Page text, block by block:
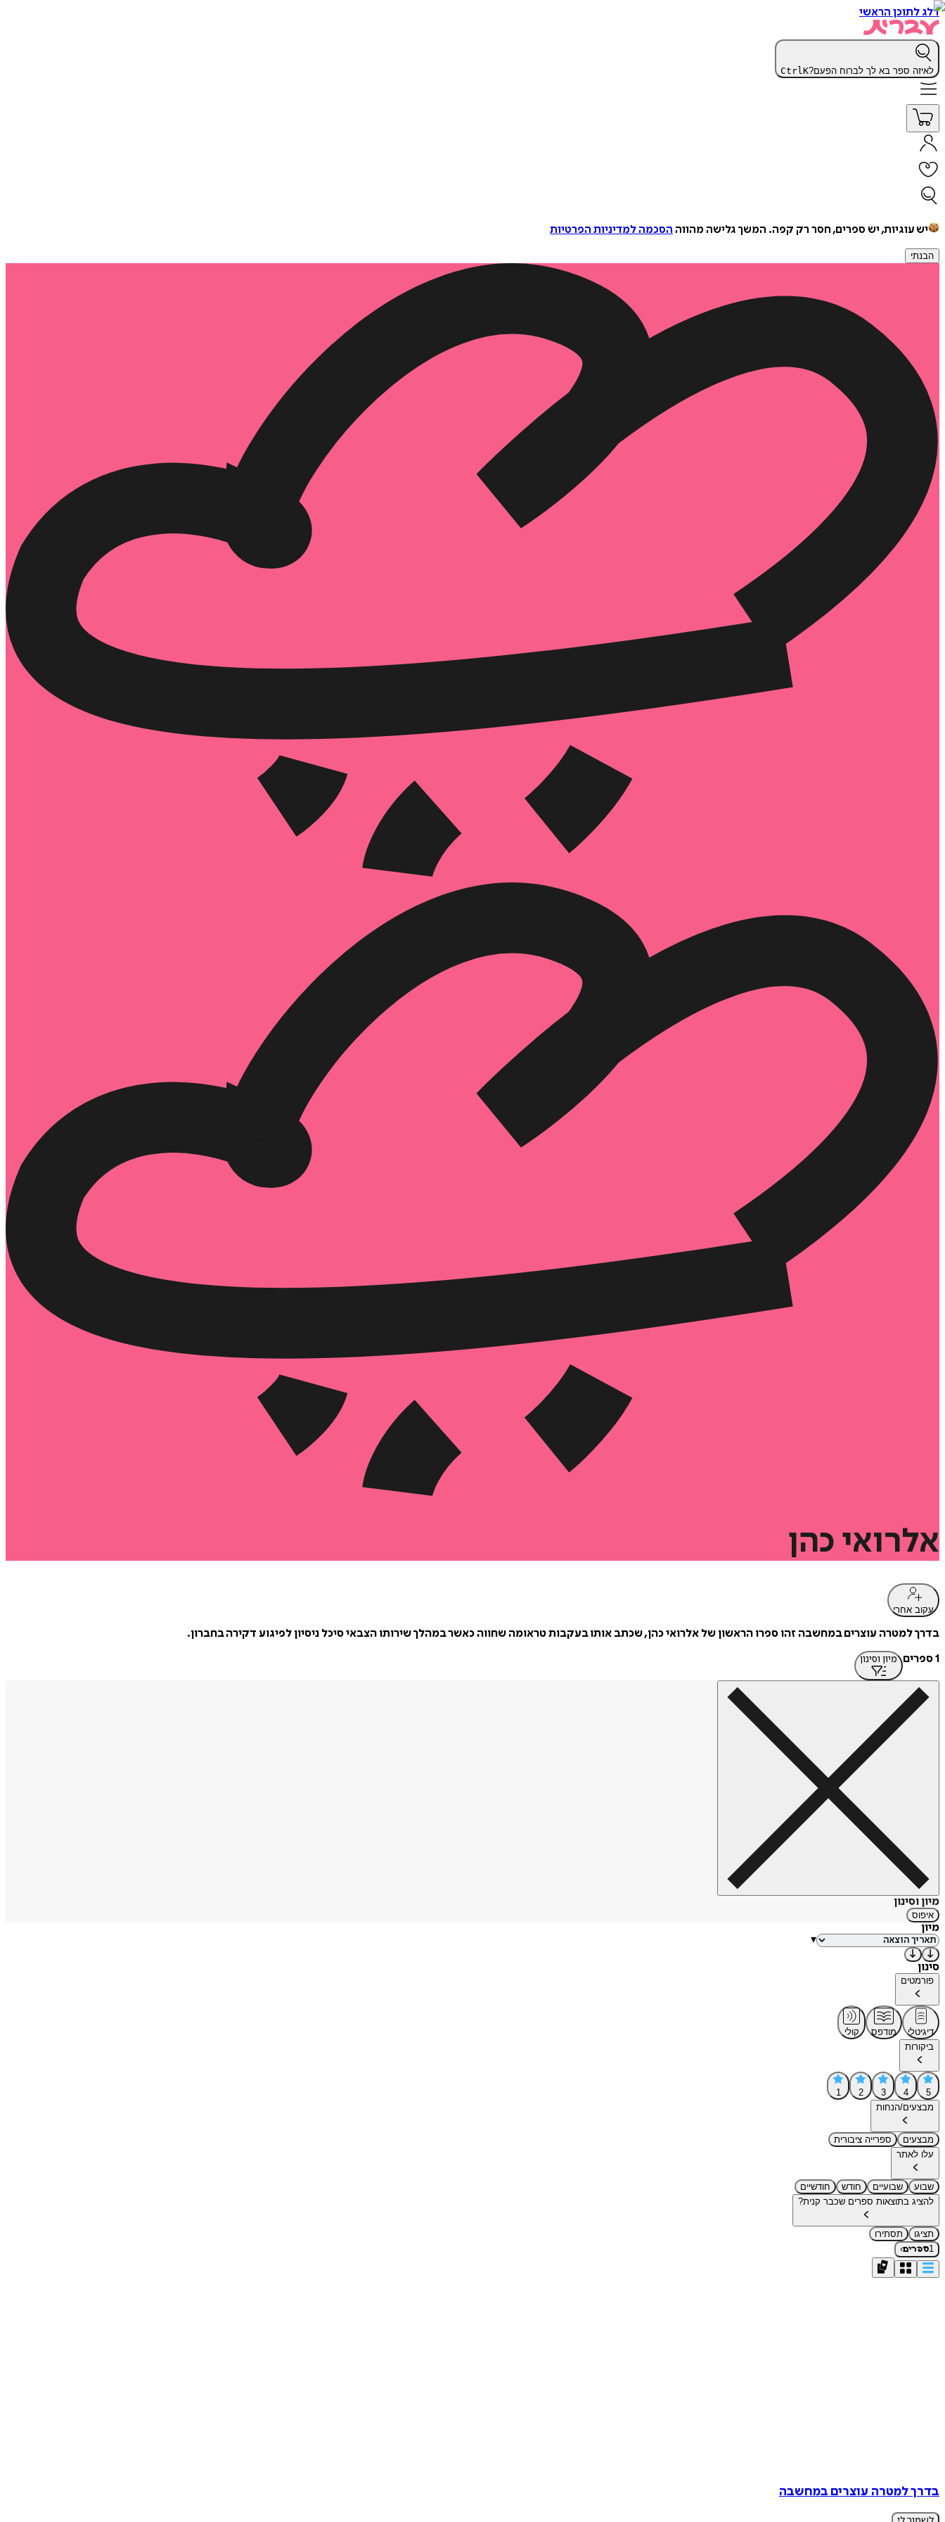
דלג לתוכן הראשי
לאיזה ספר בא לך לברוח הפעם? CtrlK
יש עוגיות, יש ספרים, חסר רק קפה. המשך גלישה מהווה הסכמה למדיניות הפרטיות
הבנתי
אלרואי כהן
עקוב אחרי
בדרך למטרה עוצרים במחשבה זהו ספרו הראשון של אלרואי כהן, שכתב אותו בעקבות טראומה שחווה כאשר במהלך שירותו הצבאי סיכל ניסיון לפיגוע דקירה בחברון.
1 ספרים
מיון וסינון
מיון וסינון
איפוס
מיון
▾
סינון
פורמטים
דיגיטלי מודפס
קולי
ביקורות
5
4
3
2
1
מבצעים/הנחות
מבצעים
ספרייה ציבורית
עלו לאתר
שבוע שבועיים חודש
חודשיים
להציג בתוצאות ספרים שכבר קנית?
תציגו
תסתירו
1ספרים›
בדרך למטרה עוצרים במחשבה